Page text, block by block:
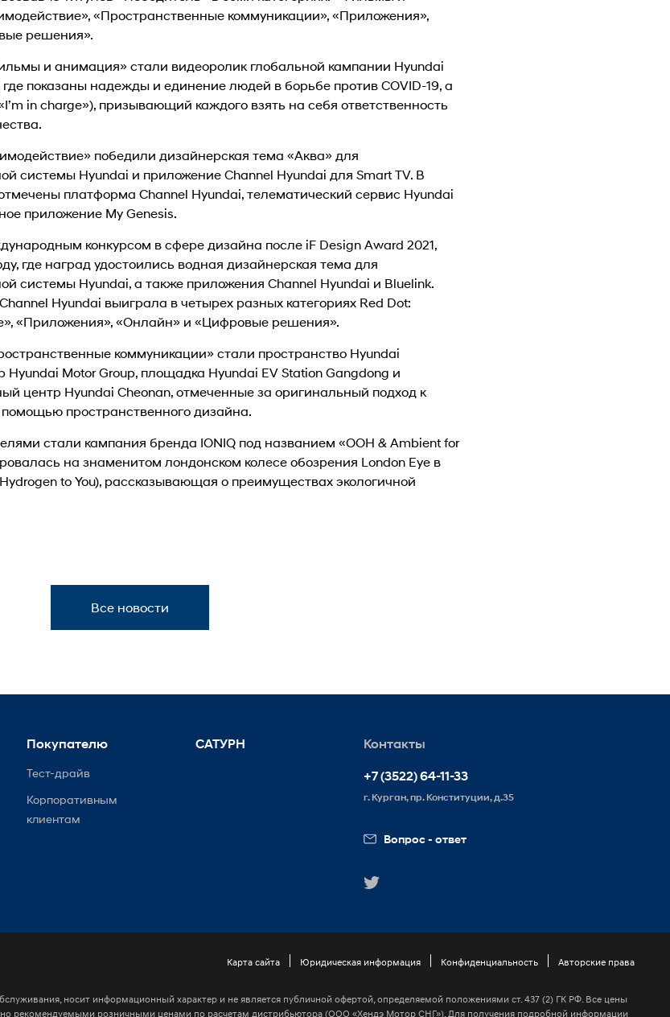
«Пространственные коммуникации», «Приложения»,
решения».
и анимация» стали видеоролик глобальной кампании Hyundai
где показаны надежды и единение людей в борьбе против COVID-19, а
in charge»), призывающий каждого взять на себя ответственность
победили дизайнерская тема «Аква» для
системы Hyundai и приложение Channel Hyundai для Smart TV. В
платформа Channel Hyundai, телематический сервис Hyundai
приложение My Genesis.
конкурсом в сфере дизайна после iF Design Award 2021,
где наград удостоились водная дизайнерская тема для
системы Hyundai, а также приложения Channel Hyundai и Bluelink.
Hyundai выиграла в четырех разных категориях Red Dot:
«Приложения», «Онлайн» и «Цифровые решения».
коммуникации» стали пространство Hyundai
Hyundai Motor Group, площадка Hyundai EV Station Gangdong и
центр Hyundai Cheonan, отмеченные за оригинальный подход к
пространственного дизайна.
стали кампания бренда IONIQ под названием «OOH & Ambient for
на знаменитом лондонском колесе обозрения London Eye в
to You), рассказывающая о преимуществах экологичной
Все новости
Покупателю
Тест-драйв
Корпоративным
клиентам
САТУРН Контакты
+7 (3522) 64-11-33
г. Курган, пр. Конституции, д.35
Вопрос - ответ
Карта сайта Юридическая информация Конфиденциальность Авторские права
носит информационный характер и не является публичной офертой, определяемой положениями ст. 437 (2) ГК РФ. Все цены
рекомендуемыми розничными ценами по расчетам дистрибьютора (ООО «Хендэ Мотор СНГ»). Для получения подробной информации